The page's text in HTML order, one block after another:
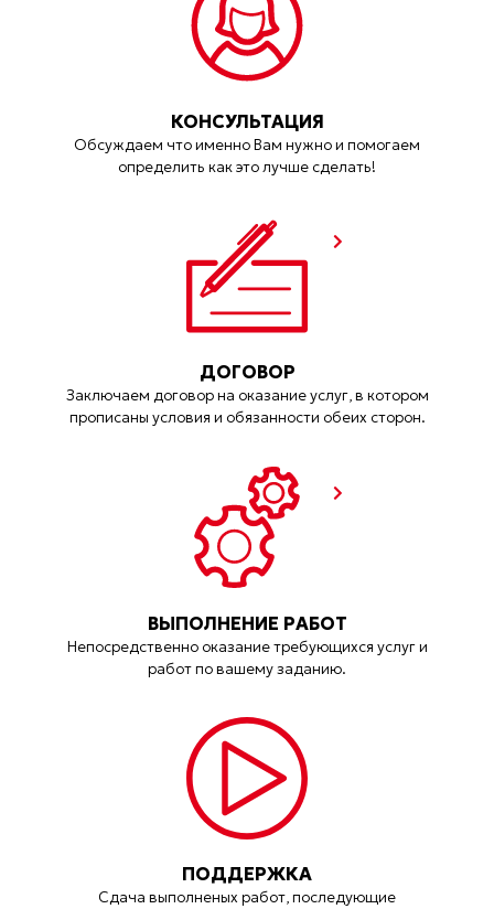
КОНСУЛЬТАЦИЯ
Обсуждаем что именно Вам нужно и помогаем
определить как это лучше сделать!
ДОГОВОР
Заключаем договор на оказание услуг, в котором
прописаны условия и обязанности обеих сторон.
ВЫПОЛНЕНИЕ РАБОТ
Непосредственно оказание требующихся услуг и
работ по вашему заданию.
ПОДДЕРЖКА
Сдача выполненых работ, последующие